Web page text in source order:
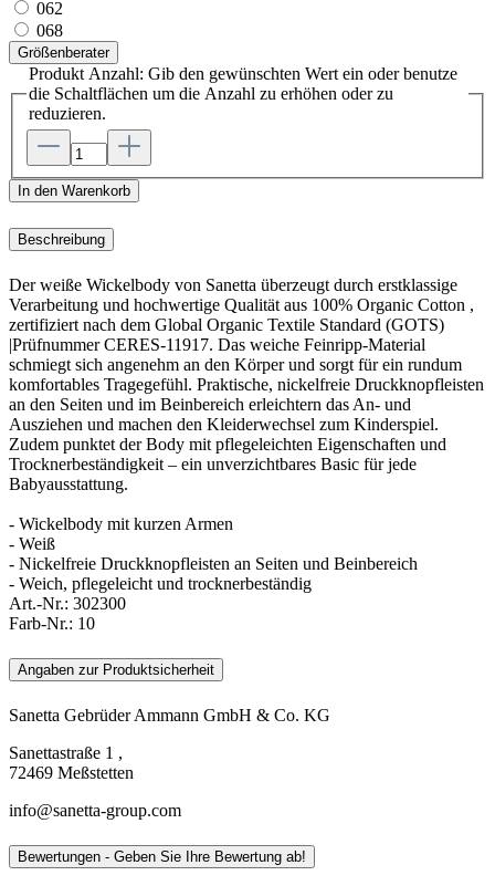
062
068
Größenberater
Produkt Anzahl: Gib den gewünschten Wert ein oder benutze
die Schaltflächen um die Anzahl zu erhöhen oder zu
reduzieren.
In den Warenkorb
Beschreibung
Der weiße Wickelbody von Sanetta überzeugt durch erstklassige
Verarbeitung und hochwertige Qualität aus 100% Organic Cotton ,
zertifiziert nach dem Global Organic Textile Standard (GOTS)
|Prüfnummer CERES-11917. Das weiche Feinripp-Material
schmiegt sich angenehm an den Körper und sorgt für ein rundum
komfortables Tragegefühl. Praktische, nickelfreie Druckknopfleisten
an den Seiten und im Beinbereich erleichtern das An- und
Ausziehen und machen den Kleiderwechsel zum Kinderspiel.
Zudem punktet der Body mit pflegeleichten Eigenschaften und
Trocknerbeständigkeit – ein unverzichtbares Basic für jede
Babyausstattung.
- Wickelbody mit kurzen Armen
- Weiß
- Nickelfreie Druckknopfleisten an Seiten und Beinbereich
- Weich, pflegeleicht und trocknerbeständig
Art.-Nr.: 302300
Farb-Nr.: 10
Angaben zur Produktsicherheit
Sanetta Gebrüder Ammann GmbH & Co. KG
Sanettastraße 1 ,
72469 Meßstetten
info@sanetta-group.com
Bewertungen - Geben Sie Ihre Bewertung ab!